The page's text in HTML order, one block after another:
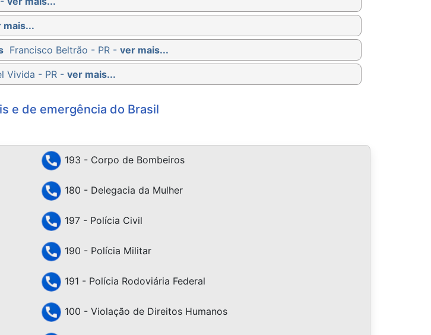
mais...
Francisco Beltrão - PR - ver mais...
Vivida - PR - ver mais...
e de emergência do Brasil
193 - Corpo de Bombeiros
180 - Delegacia da Mulher
197 - Polícia Civil
190 - Polícia Militar
191 - Polícia Rodoviária Federal
100 - Violação de Direitos Humanos